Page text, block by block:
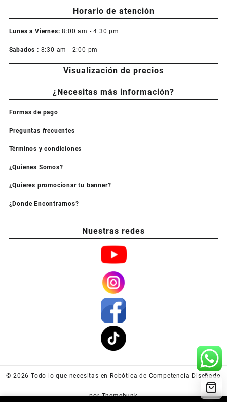
Horario de atención
Lunes a Viernes: 8:00 am - 4:30 pm
Sabados : 8:30 am - 2:00 pm
Visualización de precios
¿Necesitas más información?
Formas de pago
Preguntas frecuentes
Términos y condiciones
¿Quienes Somos?
¿Quieres promocionar tu banner?
¿Donde Encontrarnos?
Nuestras redes
© 2026 Todo lo que necesitas en Robótica de Competencia Diseñado
por Themehunk